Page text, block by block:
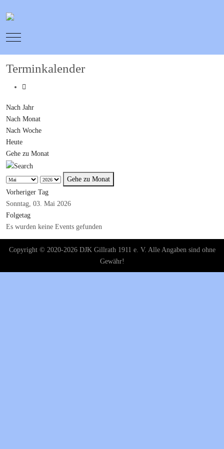
Mobile Menu Toggle
Terminkalender
Nach Jahr
Nach Monat
Nach Woche
Heute
Gehe zu Monat
Gehe zu Monat
Vorheriger Tag
Sonntag, 03. Mai 2026
Folgetag
Es wurden keine Events gefunden
Copyright © 2020-2026 DJK Gillrath 1911 e. V. Alle Angaben sind ohne
Gewähr!